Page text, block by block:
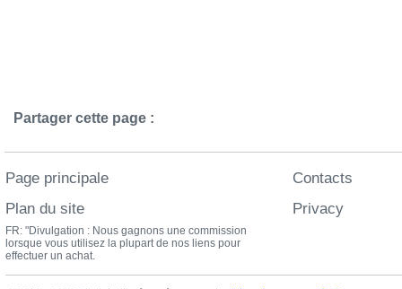
Partager cette page :
Page principale
Plan du site
Contacts
Privacy
FR: "Divulgation : Nous gagnons une commission
lorsque vous utilisez la plupart de nos liens pour
effectuer un achat.